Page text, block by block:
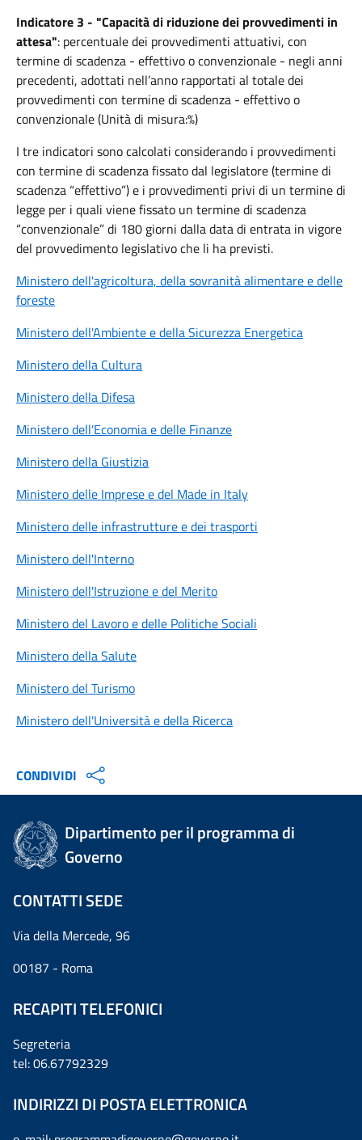
Indicatore 3 - "Capacità di riduzione dei provvedimenti in
attesa": percentuale dei provvedimenti attuativi, con
termine di scadenza - effettivo o convenzionale - negli anni
precedenti, adottati nell’anno rapportati al totale dei
provvedimenti con termine di scadenza - effettivo o
convenzionale (Unità di misura:%)
I tre indicatori sono calcolati considerando i provvedimenti
con termine di scadenza fissato dal legislatore (termine di
scadenza “effettivo”) e i provvedimenti privi di un termine di
legge per i quali viene fissato un termine di scadenza
“convenzionale” di 180 giorni dalla data di entrata in vigore
del provvedimento legislativo che li ha previsti.
Ministero dell'agricoltura, della sovranità alimentare e delle
foreste
Ministero dell'Ambiente e della Sicurezza Energetica
Ministero della Cultura
Ministero della Difesa
Ministero dell'Economia e delle Finanze
Ministero della Giustizia
Ministero delle Imprese e del Made in Italy
Ministero delle infrastrutture e dei trasporti
Ministero dell'Interno
Ministero dell'Istruzione e del Merito
Ministero del Lavoro e delle Politiche Sociali
Ministero della Salute
Ministero del Turismo
Ministero dell'Università e della Ricerca
CONDIVIDI
Dipartimento per il programma di
Governo
CONTATTI SEDE
Via della Mercede, 96
00187 - Roma
RECAPITI TELEFONICI
Segreteria
tel: 06.67792329
INDIRIZZI DI POSTA ELETTRONICA